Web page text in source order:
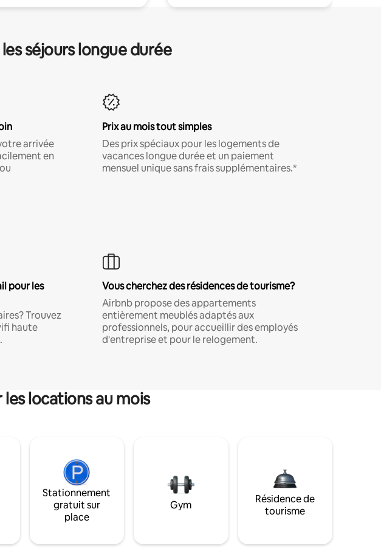
séjours longue durée
arrivée
en
Prix au mois tout simples
Des prix spéciaux pour les logements de
vacances longue durée et un paiement
mensuel unique sans frais supplémentaires.*
pour les
Trouvez
haute
Vous cherchez des résidences de tourisme?
Airbnb propose des appartements
entièrement meublés adaptés aux
professionnels, pour accueillir des employés
d'entreprise et pour le relogement.
locations au mois
Stationnement
gratuit sur
place
Gym
Résidence de
tourisme